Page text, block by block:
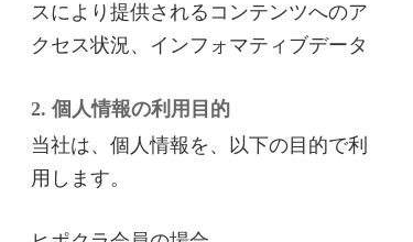
スにより提供されるコンテンツへのア
クセス状況、インフォマティブデータ
2. 個人情報の利用目的
当社は、個人情報を、以下の目的で利
用します。